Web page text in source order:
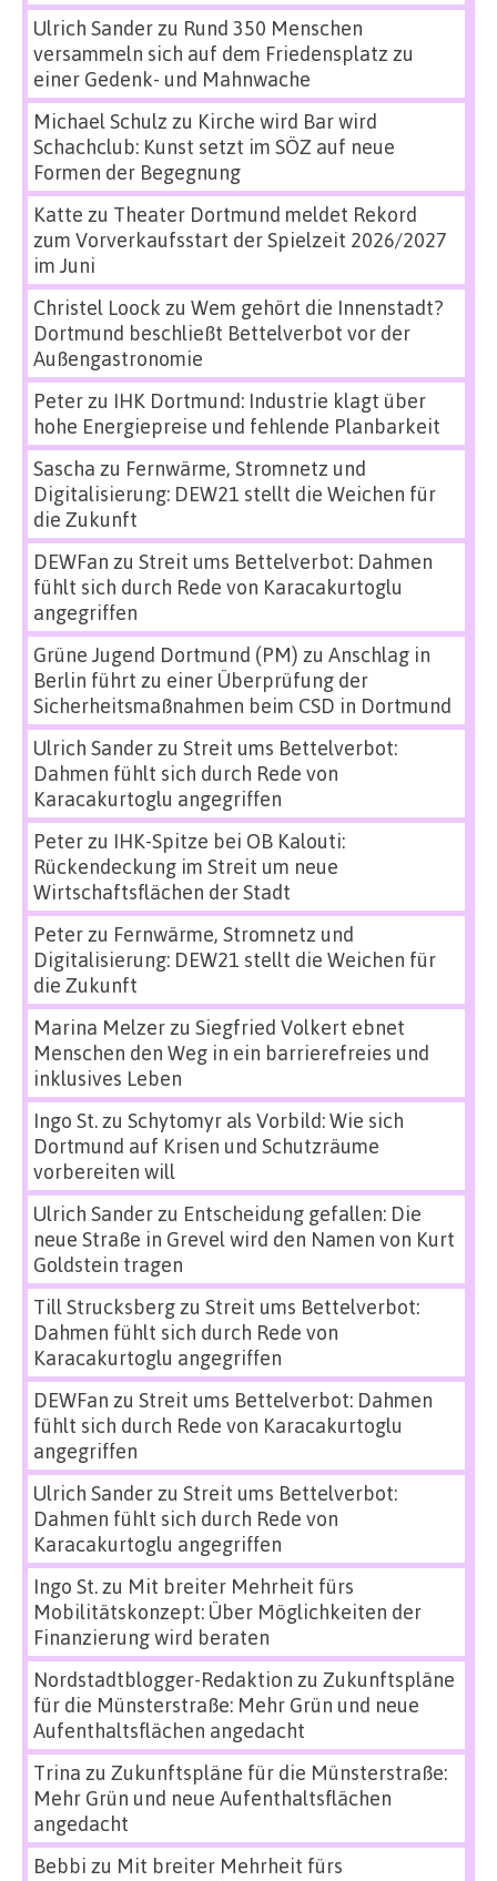
Ulrich Sanderzu Rund 350 Menschen
versammeln sich auf dem Friedensplatz zu
einer Gedenk- und Mahnwache
Michael Schulz zu Kirche wird Bar wird
Schachclub: Kunst setzt im SÖZ auf neue
Formen der Begegnung
Katte zu Theater Dortmund meldet Rekord
zum Vorverkaufsstart der Spielzeit 2026/2027
im Juni
Christel Loock zu Wem gehört die Innenstadt?
Dortmund beschließt Bettelverbot vor der
Außengastronomie
Peterzu IHK Dortmund: Industrie klagt über
hohe Energiepreise und fehlende Planbarkeit
Sascha zu Fernwärme, Stromnetz und
Digitalisierung: DEW21 stellt die Weichen für
die Zukunft
DEWFan zu Streit ums Bettelverbot: Dahmen
fühlt sich durch Rede von Karacakurtoglu
angegriffen
Grüne Jugend Dortmund (PM) zu Anschlag in
Berlin führt zu einer Überprüfung der
Sicherheitsmaßnahmen beim CSD in Dortmund
Ulrich Sanderzu Streit ums Bettelverbot:
Dahmen fühlt sich durch Rede von
Karacakurtoglu angegriffen
Peterzu IHK-Spitze bei OB Kalouti:
Rückendeckung im Streit um neue
Wirtschaftsflächen der Stadt
Peterzu Fernwärme, Stromnetz und
Digitalisierung: DEW21 stellt die Weichen für
die Zukunft
Marina Melzerzu Siegfried Volkert ebnet
Menschen den Weg in ein barrierefreies und
inklusives Leben
Ingo St.zu Schytomyr als Vorbild: Wie sich
Dortmund auf Krisen und Schutzräume
vorbereiten will
Ulrich Sanderzu Entscheidung gefallen: Die
neue Straße in Grevel wird den Namen von Kurt
Goldstein tragen
Till Strucksbergzu Streit ums Bettelverbot:
Dahmen fühlt sich durch Rede von
Karacakurtoglu angegriffen
DEWFan zu Streit ums Bettelverbot: Dahmen
fühlt sich durch Rede von Karacakurtoglu
angegriffen
Ulrich Sanderzu Streit ums Bettelverbot:
Dahmen fühlt sich durch Rede von
Karacakurtoglu angegriffen
Ingo St.zu Mit breiter Mehrheit fürs
Mobilitätskonzept: Über Möglichkeiten der
Finanzierung wird beraten
Nordstadtblogger-Redaktion zu Zukunftspläne
für die Münsterstraße: Mehr Grün und neue
Aufenthaltsflächen angedacht
Trina zu Zukunftspläne für die Münsterstraße:
Mehr Grün und neue Aufenthaltsflächen
angedacht
Bebbi zu Mit breiter Mehrheit fürs